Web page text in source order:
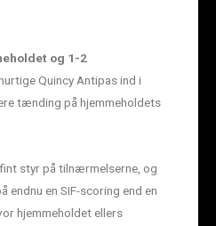
og 1-2
Quincy Antipas ind i
tænding på hjemmeholdets
styr på tilnærmelserne, og
en SIF-scoring end en
hjemmeholdet ellers